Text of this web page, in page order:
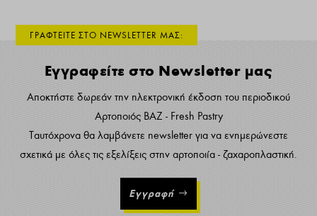
ΓΡΑΦΤΕΙΤΕ ΣΤΟ NEWSLETTER ΜΑΣ:
Εγγραφείτε στο Newsletter μας
Αποκτήστε δωρεάν την ηλεκτρονική έκδοση του περιοδικού
Αρτοποιός ΒΑΖ - Fresh Pastry
Ταυτόχρονα θα λαμβάνετε newsletter για να ενημερώνεστε
σχετικά με όλες τις εξελίξεις στην αρτοποιία - ζαχαροπλαστική.
Εγγραφή